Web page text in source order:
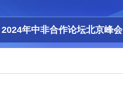
2024年中非合作论坛北京峰会